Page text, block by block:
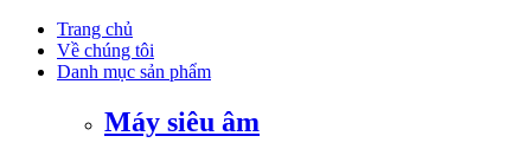
Trang chủ
Về chúng tôi
Danh mục sản phẩm
Máy siêu âm